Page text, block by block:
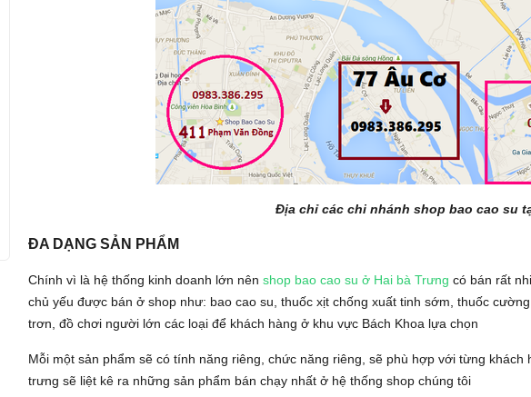
Địa chỉ các chi nhánh shop bao cao su
ĐA DẠNG SẢN PHẨM
Chính vì là hệ thống kinh doanh lớn nên shop bao cao su ở Hai bà Trưng có bán rất
chủ yếu được bán ở shop như: bao cao su, thuốc xịt chống xuất tinh sớm, thuốc
trơn, đồ chơi người lớn các loại để khách hàng ở khu vực Bách Khoa lựa chọn
Mỗi một sản phẩm sẽ có tính năng riêng, chức năng riêng, sẽ phù hợp với từng
trưng sẽ liệt kê ra những sản phẩm bán chạy nhất ở hệ thống shop chúng tôi